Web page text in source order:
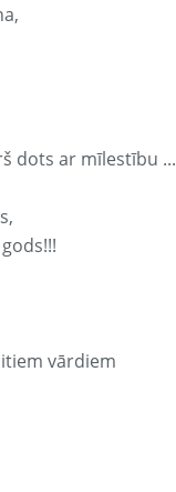
dots ar mīlestību ...
vārdiem